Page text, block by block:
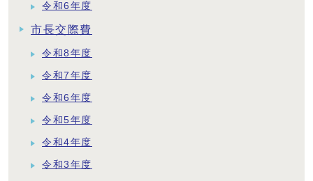
令和6年度
市長交際費
令和8年度
令和7年度
令和6年度
令和5年度
令和4年度
令和3年度